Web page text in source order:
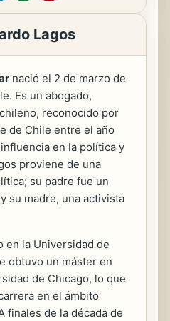
Lagos
nació el 2 de marzo de
Es un abogado,
reconocido por
de Chile entre el año
en la política y
proviene de una
su padre fue un
su madre, una activista
en la Universidad de
obtuvo un máster en
de Chicago, lo que
en el ámbito
finales de la década de